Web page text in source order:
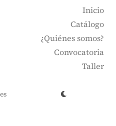
Inicio
Catálogo
¿Quiénes somos?
Convocatoria
Taller